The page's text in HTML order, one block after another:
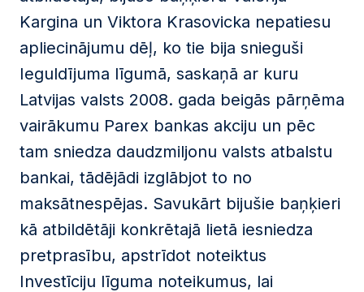
Kargina un Viktora Krasovicka nepatiesu
apliecinājumu dēļ, ko tie bija snieguši
Ieguldījuma līgumā, saskaņā ar kuru
Latvijas valsts 2008. gada beigās pārņēma
vairākumu Parex bankas akciju un pēc
tam sniedza daudzmiljonu valsts atbalstu
bankai, tādējādi izglābjot to no
maksātnespējas. Savukārt bijušie baņķieri
kā atbildētāji konkrētajā lietā iesniedza
pretprasību, apstrīdot noteiktus
Investīciju līguma noteikumus, lai